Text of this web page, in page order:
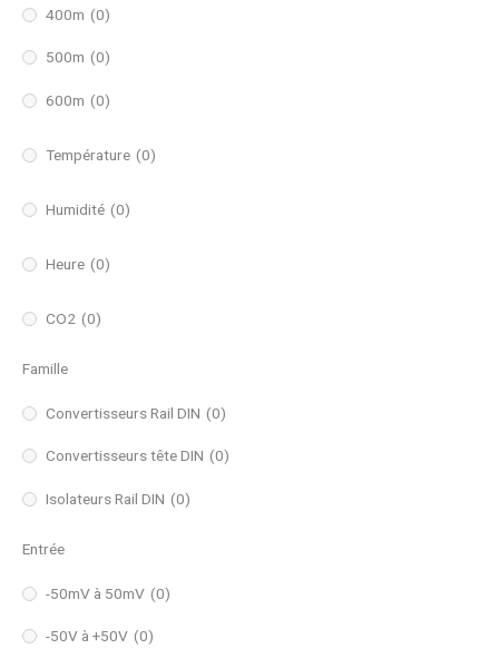
400m (0)
500m (0)
600m (0)
Température (0)
Humidité (0)
Heure (0)
CO2 (0)
Famille
Convertisseurs Rail DIN (0)
Convertisseurs tête DIN (0)
Isolateurs Rail DIN (0)
Entrée
-50mV à 50mV (0)
-50V à +50V (0)